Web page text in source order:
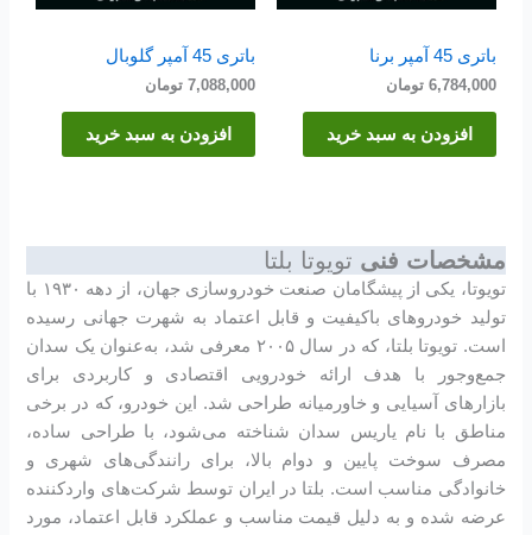
باتری 45 آمپر برنا
6,784,000 تومان
افزودن به سبد خرید
باتری 45 آمپر گلوبال
7,088,000 تومان
افزودن به سبد خرید
مشخصات فنی تویوتا بلتا
تویوتا، یکی از پیشگامان صنعت خودروسازی جهان، از دهه ۱۹۳۰ با
تولید خودروهای باکیفیت و قابل اعتماد به شهرت جهانی رسیده
است. تویوتا بلتا، که در سال ۲۰۰۵ معرفی شد، به‌عنوان یک سدان
جمع‌وجور با هدف ارائه خودرویی اقتصادی و کاربردی برای
بازارهای آسیایی و خاورمیانه طراحی شد. این خودرو، که در برخی
مناطق با نام یاریس سدان شناخته می‌شود، با طراحی ساده،
مصرف سوخت پایین و دوام بالا، برای رانندگی‌های شهری و
خانوادگی مناسب است. بلتا در ایران توسط شرکت‌های واردکننده
عرضه شده و به دلیل قیمت مناسب و عملکرد قابل اعتماد، مورد